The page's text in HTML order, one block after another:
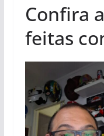
Confira
feitas